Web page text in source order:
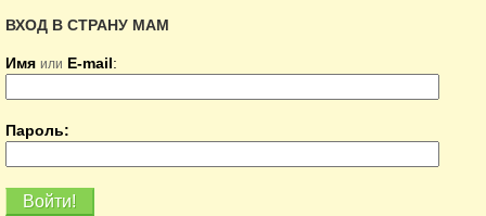
ВХОД В СТРАНУ МАМ
Имя или E-mail:
Пароль: